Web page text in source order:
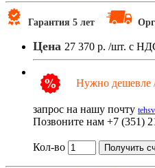
Гарантия 5 лет
Цена 27 370 р. /шт. с
Нужно дешевле
запрос на нашу почту
Позвоните нам +7 (351)
Кол-во Получить